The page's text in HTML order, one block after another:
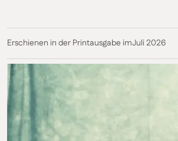
Erschienen in der Printausgabe imJuli 2026